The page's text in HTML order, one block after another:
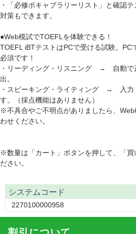
・「必修ボキャブラリーリスト」と確認
対策もできます。
●Web模試でTOEFLを体験できる！
TOEFL iBTテストはPCで受ける試験。PC
必須です！
・リーディング・リスニング → 自動で
出。
・スピーキング・ライティング → 入力
す。（採点機能はありません）
※不具合やご不明点がありましたら、
わせください。
※数量は「カート」ボタンを押して、「買
ださい。
システムコード
2270100000958